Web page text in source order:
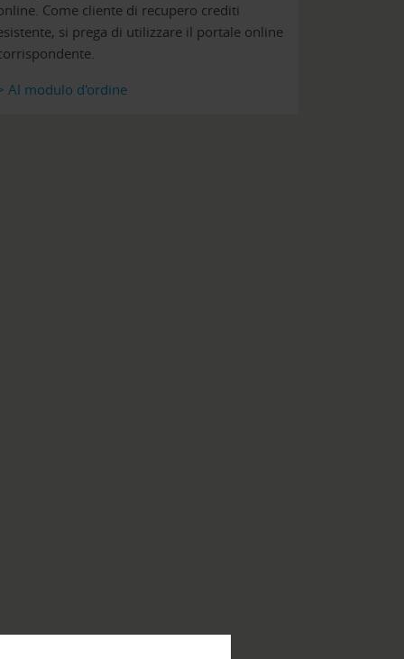
Come cliente di recupero crediti
si prega di utilizzare il portale online
Al modulo d'ordine